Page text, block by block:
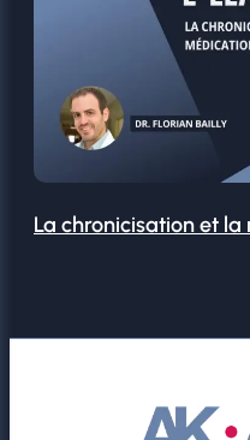
La chronicisation et